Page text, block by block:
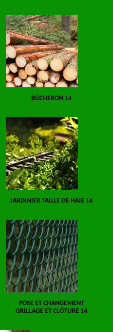
BÛCHERON 14
JARDINIER TAILLE DE HAIE 14
POSE ET CHANGEMENT
GRILLAGE ET CLÔTURE 14